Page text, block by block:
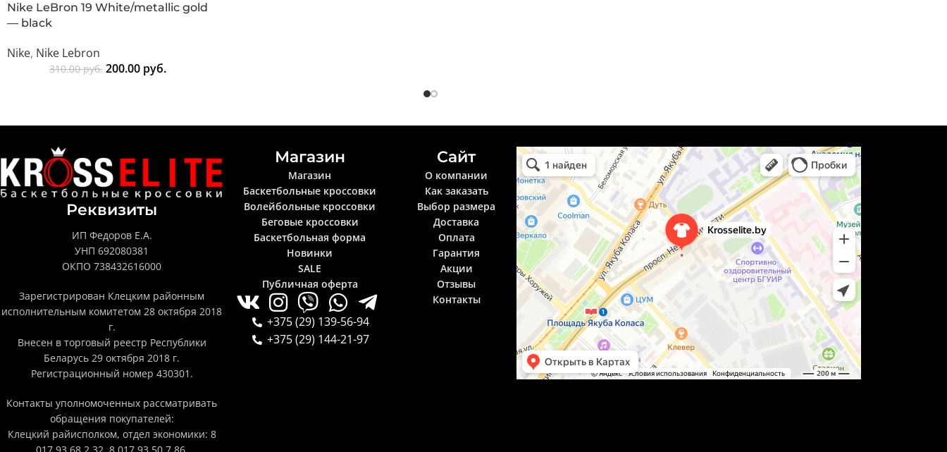
Nike LeBron 19 White/metallic gold
— black
Nike, Nike Lebron
310.00руб. 200.00 руб.
Реквизиты
ИП Федоров Е.А.
УНП 692080381
ОКПО 738432616000
Зарегистрирован Клецким районным
исполнительным комитетом 28 октября 2018
г.
Внесен в торговый реестр Республики
Беларусь 29 октября 2018 г.
Регистрационный номер 430301.
Контакты уполномоченных рассматривать
обращения покупателей:
Клецкий райисполком, отдел экономики: 8
Магазин
Магазин
Баскетбольные кроссовки
Волейбольные кроссовки
Беговые кроссовки
Баскетбольная форма
Новинки
SALE
Публичная оферта
+375 (29) 139-56-94
+375 (29) 144-21-97
Сайт
О компании
Как заказать
Выбор размера
Доставка
Оплата
Гарантия
Акции
Отзывы
Контакты
Krosselite.by
Информационный интернет-сайт в Минске